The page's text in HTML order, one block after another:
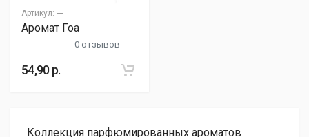
Артикул: ---
Аромат Гоа
0 отзывов
54,90 р.
Коллекция парфюмированных ароматов